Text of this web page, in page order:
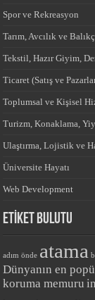
Spor ve Rekreasyon
Tarım, Avcılık ve
Tekstil, Hazır Giyim,
Ticaret (Satış ve
Toplumsal ve Kişisel
Turizm, Konaklama,
Ulaştırma, Lojistik ve
Üniversite Hayatı
Web Development
ETİKET BULUTU
adım önde atama
Dünyanın en
koruma memuru